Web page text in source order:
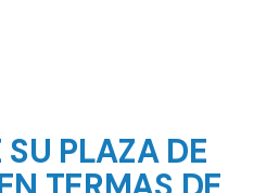
SU PLAZA DE